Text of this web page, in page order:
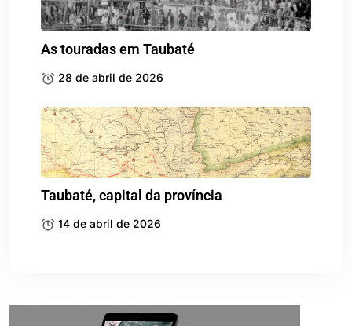
As touradas em Taubaté
28 de abril de 2026
Taubaté, capital da província
14 de abril de 2026